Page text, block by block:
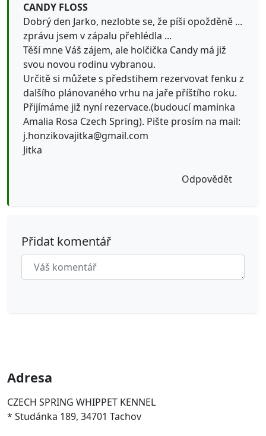
CANDY FLOSS
Dobrý den Jarko, nezlobte se, že píši opožděně ...
zprávu jsem v zápalu přehlédla ...
Těší mne Váš zájem, ale holčička Candy má již
svou novou rodinu vybranou.
Určitě si můžete s předstihem rezervovat fenku z
dalšího plánovaného vrhu na jaře příštího roku.
Přijímáme již nyní rezervace.(budoucí maminka
Amalia Rosa Czech Spring). Pište prosím na mail:
j.honzikovajitka@gmail.com
Jitka
Odpovědět
Přidat komentář
Adresa
CZECH SPRING WHIPPET KENNEL
* Studánka 189, 34701 Tachov